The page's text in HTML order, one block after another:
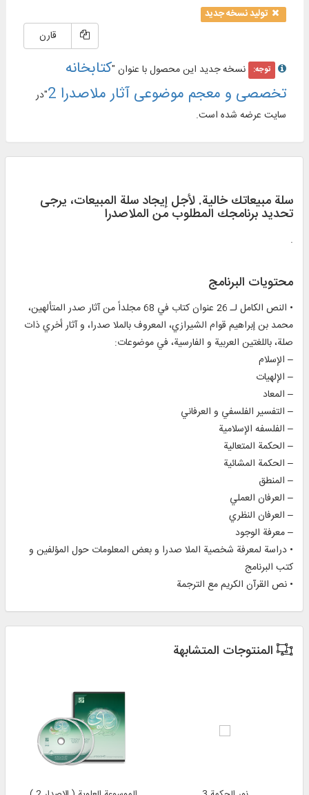
تولید نسخه جدید
قارن
توجه: نسخه جدید این محصول با عنوان "کتابخانه
تخصصی و معجم موضوعی آثار ملاصدرا 2
"در
سایت عرضه شده است.
سلة مبيعاتك خالية. لأجل إيجاد سلة المبيعات، يرجی
تحديد برنامجك المطلوب من الملاصدرا
.
محتويات البرنامج
• النص الكامل لـ 26 عنوان كتاب في 68 مجلداً من آثار صدر المتألهين،
محمد بن إبراهيم قوام الشيرازي، المعروف بالملا صدرا، و آثار أخري ذات
صلة، باللغتين العربية و الفارسية، في موضوعات:
– الإسلام
– الإلهيات
– المعاد
– التفسير الفلسفي و العرفاني
– الفلسفه الإسلامية
– الحكمة المتعالية
– الحكمة المشائية
– المنطق
– العرفان العملي
– العرفان النظري
– معرفة الوجود
• دراسة لمعرفة شخصية الملا صدرا و بعض المعلومات حول المؤلفين و
كتب البرنامج
• نص القرآن الكريم مع الترجمة
المنتوجات المتشابهة